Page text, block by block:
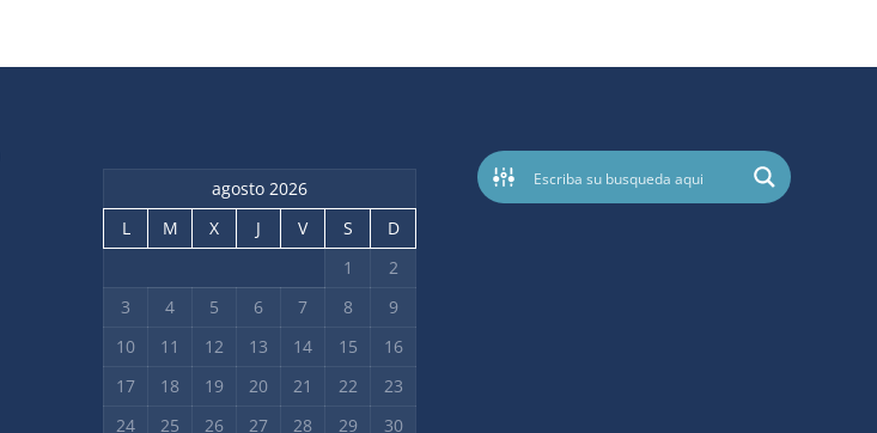
agosto 2026
L
M X J V S
D
1
2
3
4 5 6 7 8
9
10
11 12 13 14 15
16
17
18 19 20 21 22
23
24
25 26 27 28 29 30